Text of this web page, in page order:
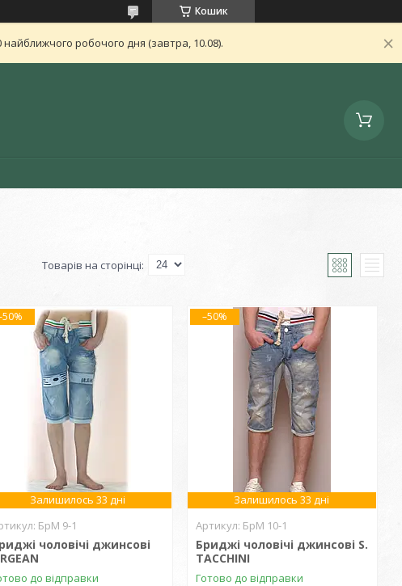
Кошик
робочого дня (завтра, 10.08).
Залишилось 33 дні
БрМ 9-1
чоловічі джинсові
до відправки
–50%
Залишилось 33 дні
БрМ 10-1
Бриджі чоловічі джинсові S.
TACCHINI
Готово до відправки